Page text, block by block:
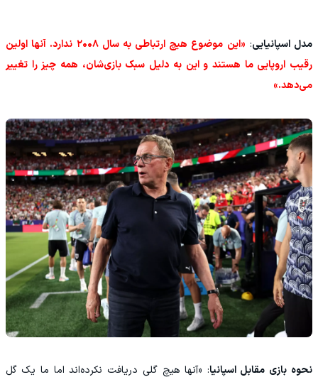
مدل اسپانیایی:
«این موضوع هیچ ارتباطی به سال ۲۰۰۸ ندارد. آنها اولین
رقیب اروپایی ما هستند و این به دلیل سبک بازی‌شان، همه‌ چیز را تغییر
می‌دهد.»
نحوه بازی مقابل اسپانیا: «آنها هیچ گلی دریافت نکرده‌اند اما ما یک گل